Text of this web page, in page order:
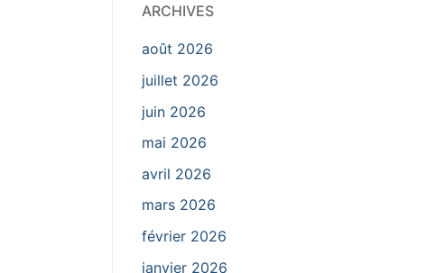
ARCHIVES
août 2026
juillet 2026
juin 2026
mai 2026
avril 2026
mars 2026
février 2026
janvier 2026